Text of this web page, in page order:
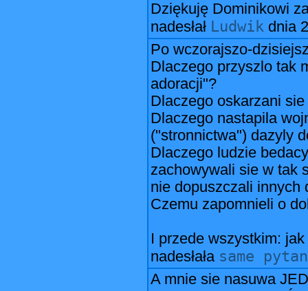
Dziękuję Dominikowi
nadesłał Ludwik dnia
Po wczorajszo-
Dlaczego przyszlo tak
adoracji"?
Dlaczego oskarzani
Dlaczego nastapila
("stronnictwa") dazyly
Dlaczego ludzie
zachowywali sie w tak
nie dopuszczali innych
Czemu zapomnieli o
I przede wszystkim:
nadesłała same
A mnie sie nasuwa